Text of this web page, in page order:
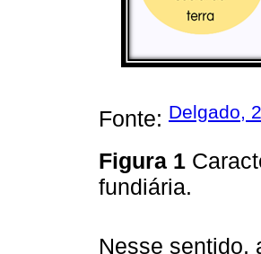
Fonte: Delgado,
Figura 1
fundiária.
Nesse sentido,